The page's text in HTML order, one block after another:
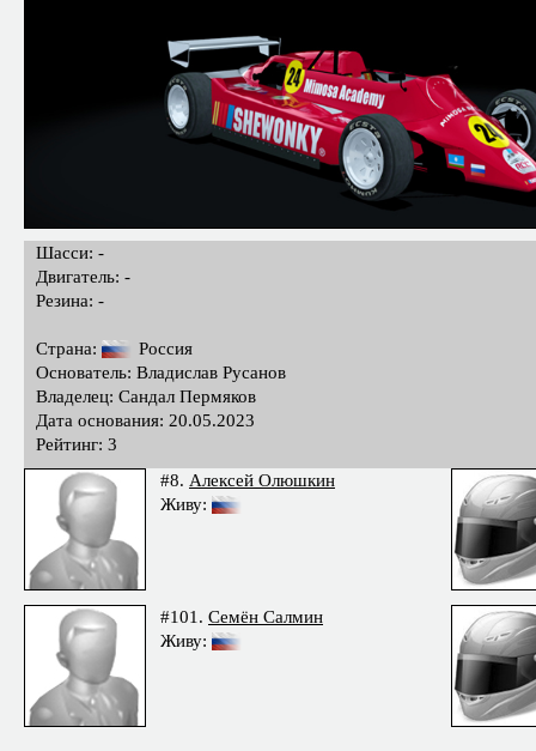
Шасси: -
Двигатель: -
Резина: -
Страна:
Россия
Основатель: Владислав Русанов
Владелец: Сандал Пермяков
Дата основания: 20.05.2023
Рейтинг: 3
#8. Алексей Олюшкин
Живу:
#101. Семён Салмин
Живу: